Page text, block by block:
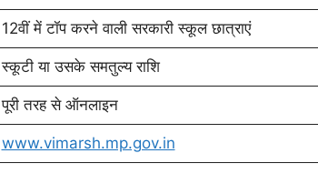
12वीं में टॉप करने वाली सरकारी स्कूल छात्राएं
स्कूटी या उसके समतुल्य राशि
पूरी तरह से ऑनलाइन
www.vimarsh.mp.gov.in